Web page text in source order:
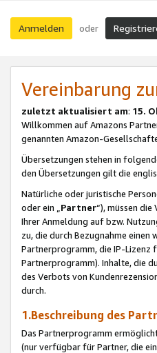
Anmelden oder
Vereinbarung
zuletzt aktualisiert am: 15.
Willkommen auf Amazons
genannten Amazon-
Übersetzungen stehen in
den Übersetzungen gilt die
Natürliche oder juristische
oder ein „Partner“), müssen
Ihrer Anmeldung auf bzw.
zu, die durch Bezugnahme
Partnerprogramm, die IP-Lizenz
Partnerprogramm). Inhalte, die
des Verbots von
durch.
1.Beschreibung des
Das Partnerprogramm
(nur verfügbar für Partner, die